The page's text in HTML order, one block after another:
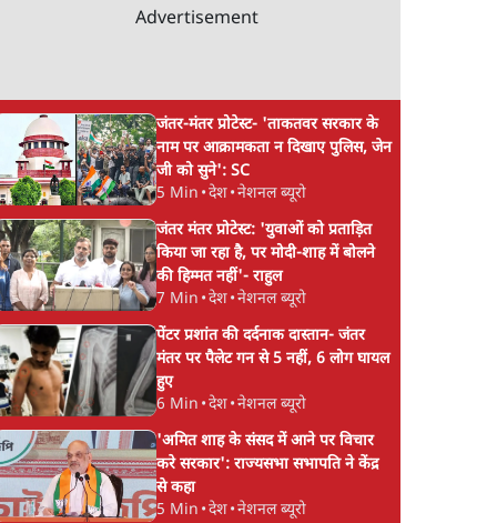
Advertisement
जंतर-मंतर प्रोटेस्ट- 'ताकतवर सरकार के
नाम पर आक्रामकता न दिखाए पुलिस, जेन
जी को सुने': SC
5 Min •देश•नेशनल ब्यूरो
जंतर मंतर प्रोटेस्ट: 'युवाओं को प्रताड़ित
किया जा रहा है, पर मोदी-शाह में बोलने
की हिम्मत नहीं'- राहुल
7 Min •देश•नेशनल ब्यूरो
पेंटर प्रशांत की दर्दनाक दास्तान- जंतर
मंतर पर पैलेट गन से 5 नहीं, 6 लोग घायल
हुए
6 Min •देश•नेशनल ब्यूरो
'अमित शाह के संसद में आने पर विचार
करे सरकार': राज्यसभा सभापति ने केंद्र
से कहा
5 Min •देश•नेशनल ब्यूरो